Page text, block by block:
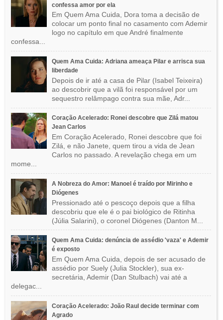
confessa amor por ela
Em Quem Ama Cuida, Dora toma a decisão de
colocar um ponto final no casamento com Ademir
logo no capítulo em que André finalmente
confessa...
Quem Ama Cuida: Adriana ameaça Pilar e arrisca sua
liberdade
Depois de ir até a casa de Pilar (Isabel Teixeira)
ao descobrir que a vilã foi responsável por um
sequestro relâmpago contra sua mãe, Adr...
Coração Acelerado: Ronei descobre que Zilá matou
Jean Carlos
Em Coração Acelerado, Ronei descobre que foi
Zilá, e não Janete, quem tirou a vida de Jean
Carlos no passado. A revelação chega em um
mome...
A Nobreza do Amor: Manoel é traído por Mirinho e
Diógenes
Pressionado até o pescoço depois que a filha
descobriu que ele é o pai biológico de Ritinha
(Júlia Salarini), o coronel Diógenes (Danton M...
Quem Ama Cuida: denúncia de assédio 'vaza' e Ademir
é exposto
Em Quem Ama Cuida, depois de ser acusado de
assédio por Suely (Julia Stockler), sua ex-
secretária, Ademir (Dan Stulbach) vai até a
delegac...
Coração Acelerado: João Raul decide terminar com
Agrado